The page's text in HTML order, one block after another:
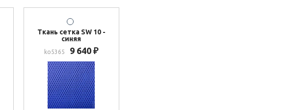
Ткань сетка SW 10 -
синяя
ko5365 9 640 ₽